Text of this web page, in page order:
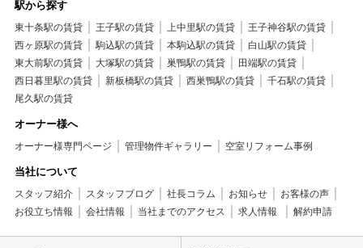
駅から探す
東十条駅の賃貸 王子駅の賃貸 上中里駅の賃貸
王子神谷駅の賃貸
西ヶ原駅の賃貸
駒込駅の賃貸 本駒込駅の賃貸
白山駅の賃貸
東大前駅の賃貸
大塚駅の賃貸 巣鴨駅の賃貸
田端駅の賃貸
西日暮里駅の賃貸
新板橋駅の賃貸 西巣鴨駅の賃貸
千石駅の賃貸
尾久駅の賃貸
オーナー様へ
オーナー様専門ページ 管理物件ギャラリー 空室リフォーム事例
当社について
スタッフ紹介 スタッフブログ 社長コラム お知らせ
お客様の声
お役立ち情報
会社情報 当社までのアクセス 求人情報 解約申請